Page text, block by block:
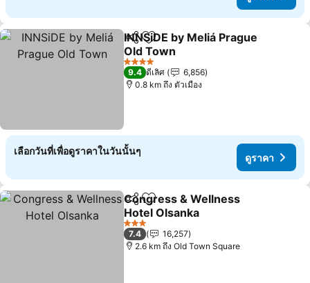
แชร์ เพิ่มในรายการโปรด
INNSiDE by Meliá Prague
Old Town
4 ดาว
9.4 ดีเลิศ
6,856
0.8 km ถึง ตัวเมือง
เลือกวันที่เพื่อดูราคาในวันนั้นๆ
ดูราคา
แชร์ เพิ่มในรายการโปรด
Congress & Wellness
Hotel Olsanka
3 ดาว
7.4
16,257
2.6 km ถึง Old Town Square